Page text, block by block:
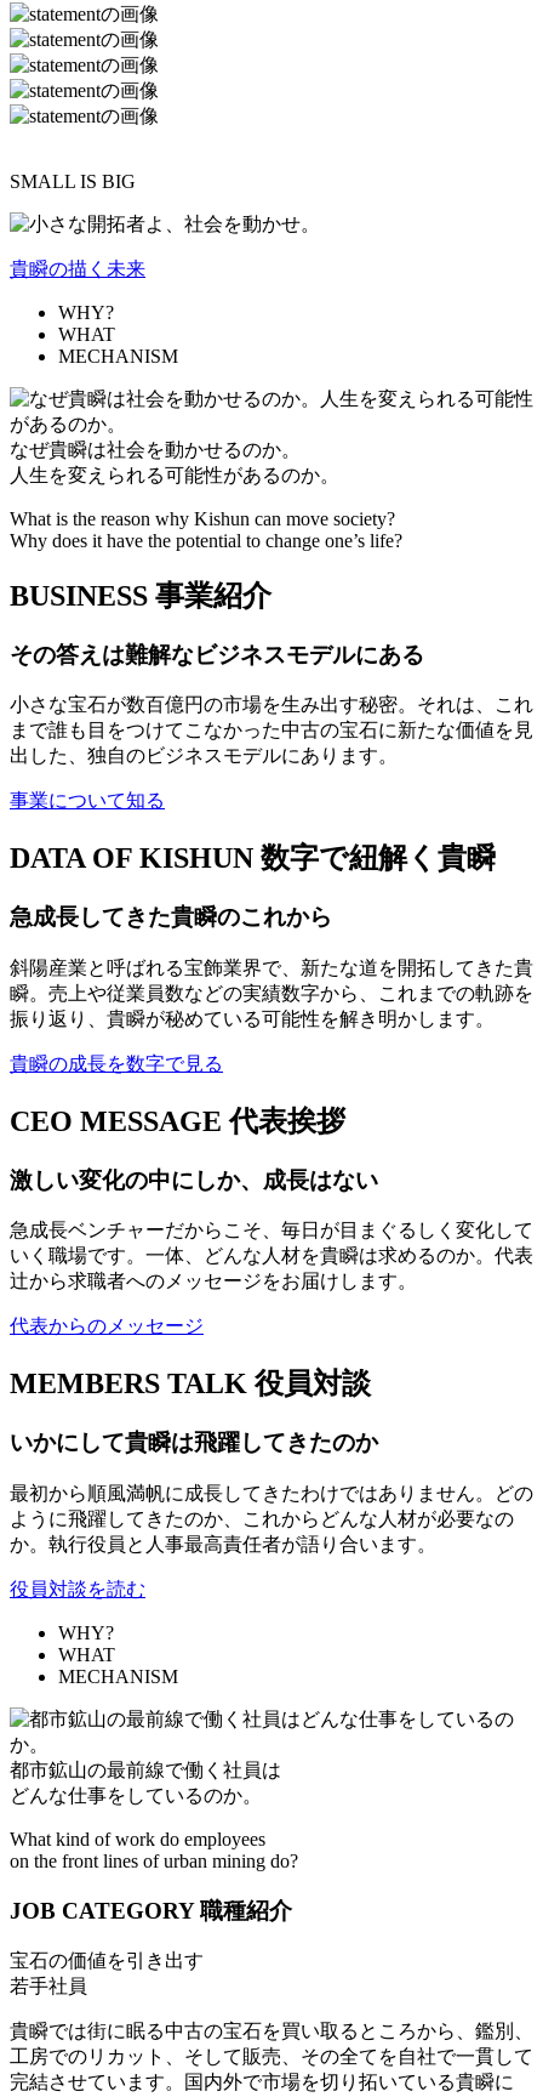
SMALL IS BIG
貴瞬の描く未来
WHY?
WHAT
MECHANISM
なぜ貴瞬は社会を動かせるのか。
人生を変えられる可能性があるのか。
What is the reason why Kishun can move society?
Why does it have the potential to change one’s life?
BUSINESS 事業紹介
その答えは難解なビジネスモデルにある
小さな宝石が数百億円の市場を生み出す秘密。それは、これ
まで誰も目をつけてこなかった中古の宝石に新たな価値を見
出した、独自のビジネスモデルにあります。
事業について知る
DATA OF KISHUN 数字で紐解く貴瞬
急成長してきた貴瞬のこれから
斜陽産業と呼ばれる宝飾業界で、新たな道を開拓してきた貴
瞬。売上や従業員数などの実績数字から、これまでの軌跡を
振り返り、貴瞬が秘めている可能性を解き明かします。
貴瞬の成長を数字で見る
CEO MESSAGE 代表挨拶
激しい変化の中にしか、成長はない
急成長ベンチャーだからこそ、毎日が目まぐるしく変化して
いく職場です。一体、どんな人材を貴瞬は求めるのか。代表
辻から求職者へのメッセージをお届けします。
代表からのメッセージ
MEMBERS TALK 役員対談
いかにして貴瞬は飛躍してきたのか
最初から順風満帆に成長してきたわけではありません。どの
ように飛躍してきたのか、これからどんな人材が必要なの
か。執行役員と人事最高責任者が語り合います。
役員対談を読む
WHY?
WHAT
MECHANISM
都市鉱山の最前線で働く社員は
どんな仕事をしているのか。
What kind of work do employees
on the front lines of urban mining do?
JOB CATEGORY 職種紹介
宝石の価値を引き出す
若手社員
貴瞬では街に眠る中古の宝石を買い取るところから、鑑別、
工房でのリカット、そして販売、その全てを自社で一貫して
完結させています。国内外で市場を切り拓いている貴瞬に